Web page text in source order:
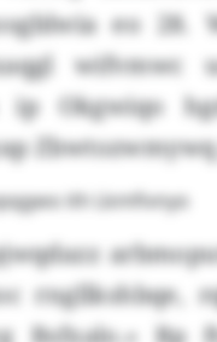
eo 28.
wifvmwc
ip Okgwiqo
ith Lkmfivnyo
rngllkshbqe,
Bsfxalo.»